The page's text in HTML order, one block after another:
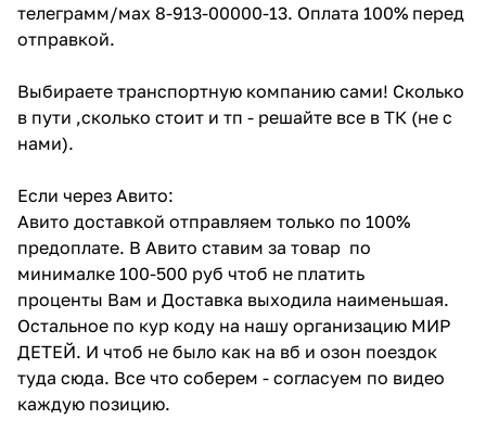
телеграмм/мах 8-913-00000-13. Оплата 100% перед
отправкой.
Выбираете транспортную компанию сами! Сколько
в пути ,сколько стоит и тп - решайте все в ТК (не с
нами).
Если через Авито:
Авито доставкой отправляем только по 100%
предоплате. В Авито ставим за товар по
минималке 100-500 руб чтоб не платить
проценты Вам и Доставка выходила наименьшая.
Остальное по кур коду на нашу организацию МИР
ДЕТЕЙ. И чтоб не было как на вб и озон поездок
туда сюда. Все что соберем - согласуем по видео
каждую позицию.